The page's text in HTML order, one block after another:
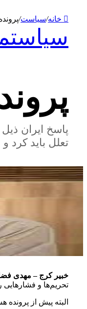
خانه/سیاست/
سیاست
پاسخ ایران
تعلل باید کرد
خبیر کرج – مهدی
تحریم‌ها و فشارهایی
البته پیش از